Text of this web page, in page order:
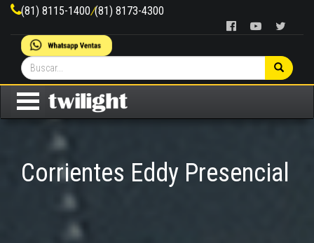
(81) 8115-1400/(81) 8173-4300
Corrientes Eddy Presencial